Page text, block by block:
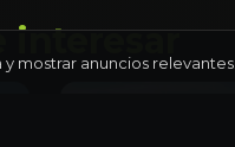
interesar
mostrar anuncios relevantes.